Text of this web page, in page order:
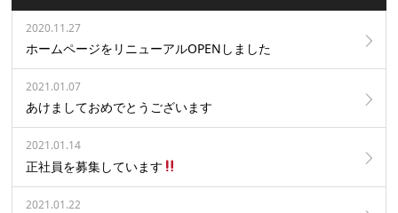
2020.11.27
ホームページをリニューアルOPENしました
2021.01.07
あけましておめでとうございます
2021.01.14
正社員を募集しています
2021.01.22